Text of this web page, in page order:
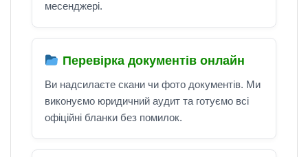
месенджері.
Перевірка документів онлайн
Ви надсилаєте скани чи фото документів. Ми
виконуємо юридичний аудит та готуємо всі
офіційні бланки без помилок.